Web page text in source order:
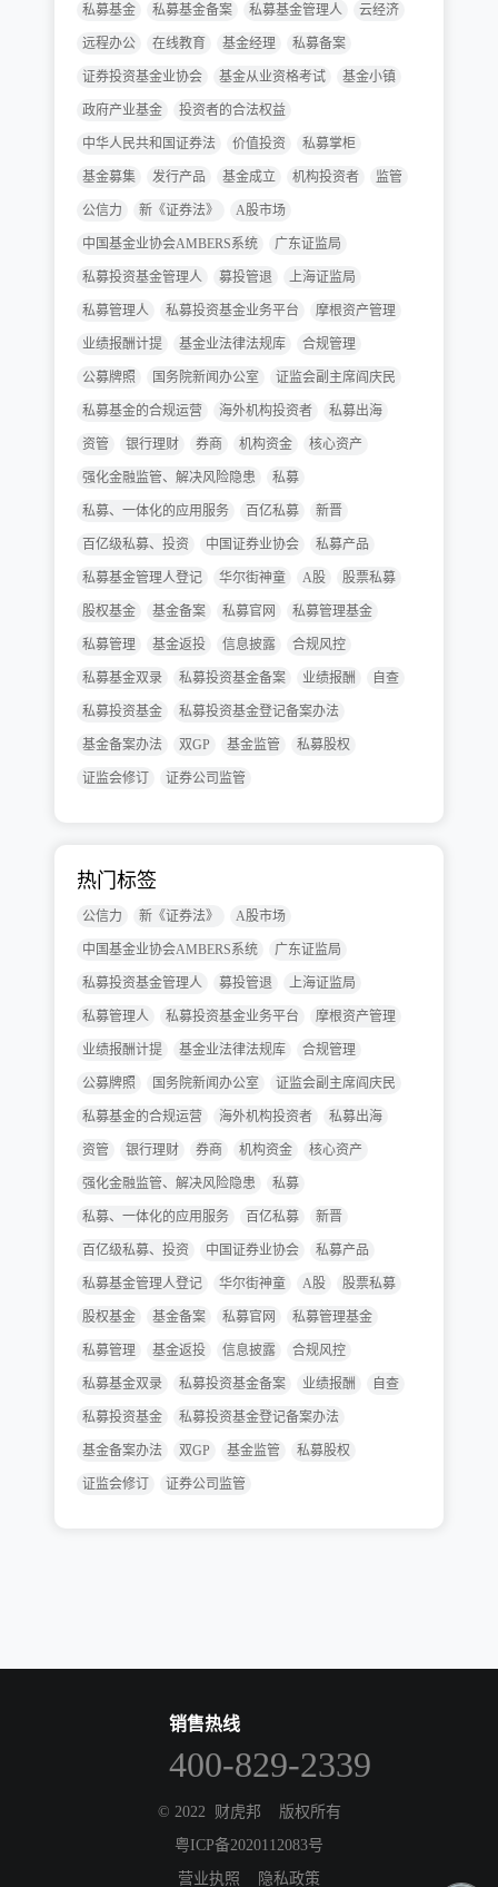
私募基金 私募基金备案 私募基金管理人 云经济
远程办公 在线教育 基金经理 私募备案
证券投资基金业协会 基金从业资格考试 基金小镇
政府产业基金 投资者的合法权益
中华人民共和国证券法 价值投资 私募掌柜
基金募集 发行产品 基金成立 机构投资者 监管
公信力 新《证券法》 A股市场
中国基金业协会AMBERS系统 广东证监局
私募投资基金管理人 募投管退 上海证监局
私募管理人 私募投资基金业务平台 摩根资产管理
业绩报酬计提 基金业法律法规库 合规管理
公募牌照 国务院新闻办公室 证监会副主席阎庆民
私募基金的合规运营 海外机构投资者 私募出海
资管 银行理财 券商 机构资金 核心资产
强化金融监管、解决风险隐患 私募
私募、一体化的应用服务 百亿私募 新晋
百亿级私募、投资 中国证券业协会 私募产品
私募基金管理人登记 华尔街神童 A股 股票私募
股权基金 基金备案 私募官网 私募管理基金
私募管理 基金返投 信息披露 合规风控
私募基金双录 私募投资基金备案 业绩报酬 自查
私募投资基金 私募投资基金登记备案办法
基金备案办法 双GP 基金监管 私募股权
证监会修订 证券公司监管
热门标签
公信力 新《证券法》 A股市场
中国基金业协会AMBERS系统 广东证监局
私募投资基金管理人 募投管退 上海证监局
私募管理人 私募投资基金业务平台 摩根资产管理
业绩报酬计提 基金业法律法规库 合规管理
公募牌照 国务院新闻办公室 证监会副主席阎庆民
私募基金的合规运营 海外机构投资者 私募出海
资管 银行理财 券商 机构资金 核心资产
强化金融监管、解决风险隐患 私募
私募、一体化的应用服务 百亿私募 新晋
百亿级私募、投资 中国证券业协会 私募产品
私募基金管理人登记 华尔街神童 A股 股票私募
股权基金 基金备案 私募官网 私募管理基金
私募管理 基金返投 信息披露 合规风控
私募基金双录 私募投资基金备案 业绩报酬 自查
私募投资基金 私募投资基金登记备案办法
基金备案办法 双GP 基金监管 私募股权
证监会修订 证券公司监管
销售热线
400-829-2339
© 2022 财虎邦
版权所有
粤ICP备2020112083号
营业执照
隐私政策